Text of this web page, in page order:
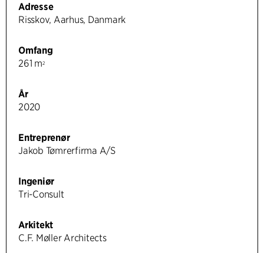
Adresse
Risskov, Aarhus, Danmark
Omfang
261 m2
År
2020
Entreprenør
Jakob Tømrerfirma A/S
Ingeniør
Tri-Consult
Arkitekt
C.F. Møller Architects